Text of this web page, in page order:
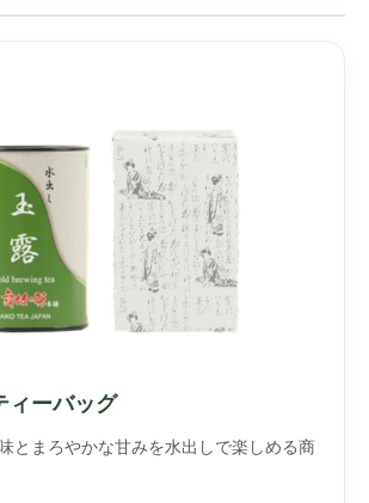
ィーバッグ
とまろやかな甘みを水出しで楽しめる商